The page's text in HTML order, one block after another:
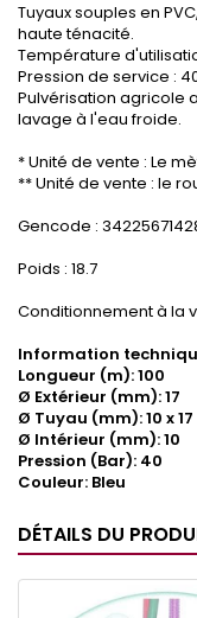
Tuyaux souples en
haute ténacité.
Température
Pression de service :
Pulvérisation agricole
lavage à l'eau froide.
* Unité de vente : Le
** Unité de vente : le
Gencode :
Poids : 18.7
Conditionnement à la
Information
Longueur (m): 100
Ø Extérieur (mm): 17
Ø Tuyau (mm): 10 x 17
Ø Intérieur (mm): 10
Pression (Bar): 40
Couleur: Bleu
DÉTAILS DU